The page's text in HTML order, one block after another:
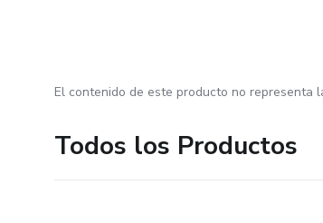
El contenido de este producto no representa
Todos los Productos